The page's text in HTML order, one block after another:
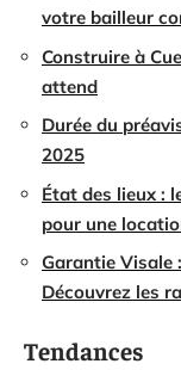
votre bailleur
Construire à
attend
Durée du
2025
État des lieux :
pour une
Garantie Visale
Découvrez les
Tendances